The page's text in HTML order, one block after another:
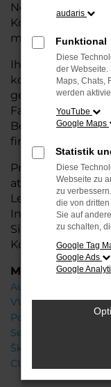
Neuwagens, aber
Konditionen.
modernes
Ihr VW Autohaus
kompetenter
geht. Wir bieten
Fahrzeugen und
Beratung zur
finden.
Profitieren Sie
attraktiven
Inzahlungnahme
Sie uns und
Konditionen!
Marken
Audi
VW
Porsche
Seat
Škoda
CUPRA
audaris
Funktional
Diese
der Webseite.
Maps, Chats,
werden
YouTube
Google Maps
Statistik
Diese
Webseite zu
zu
die von
Sie auf
zu schalten,
Google Tag
Google Ads
Google